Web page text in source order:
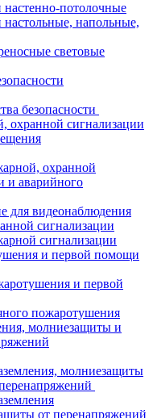
потолочные
напольные,
световые
безопасности
охранной сигнализации
охранной
и аварийного
для видеонаблюдения
сигнализации
сигнализации
и первой помощи
и первой
пожаротушения
молниезащиты и
молниезащиты
от перенапряжений